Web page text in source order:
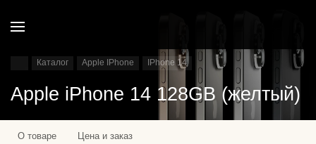
Каталог Apple IPhone IPhone 14
Apple iPhone 14 128GB (желтый)
О товаре Цена и заказ